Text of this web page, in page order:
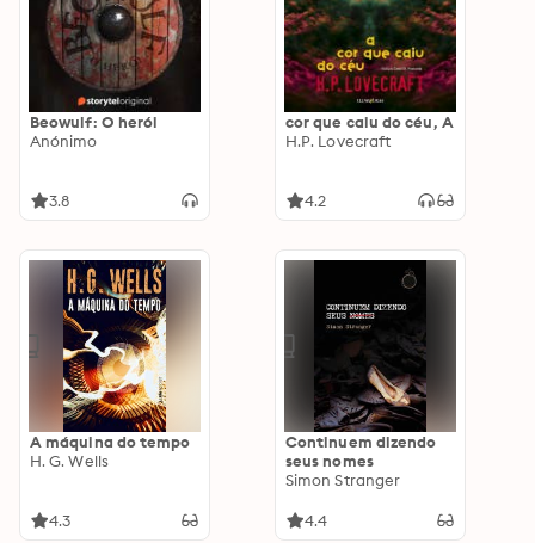
Beowulf: O herói
Anónimo
3.8
cor que caiu do céu, A
H.P. Lovecraft
4.2
A máquina do tempo
H. G. Wells
4.3
Continuem dizendo
seus nomes
Simon Stranger
4.4